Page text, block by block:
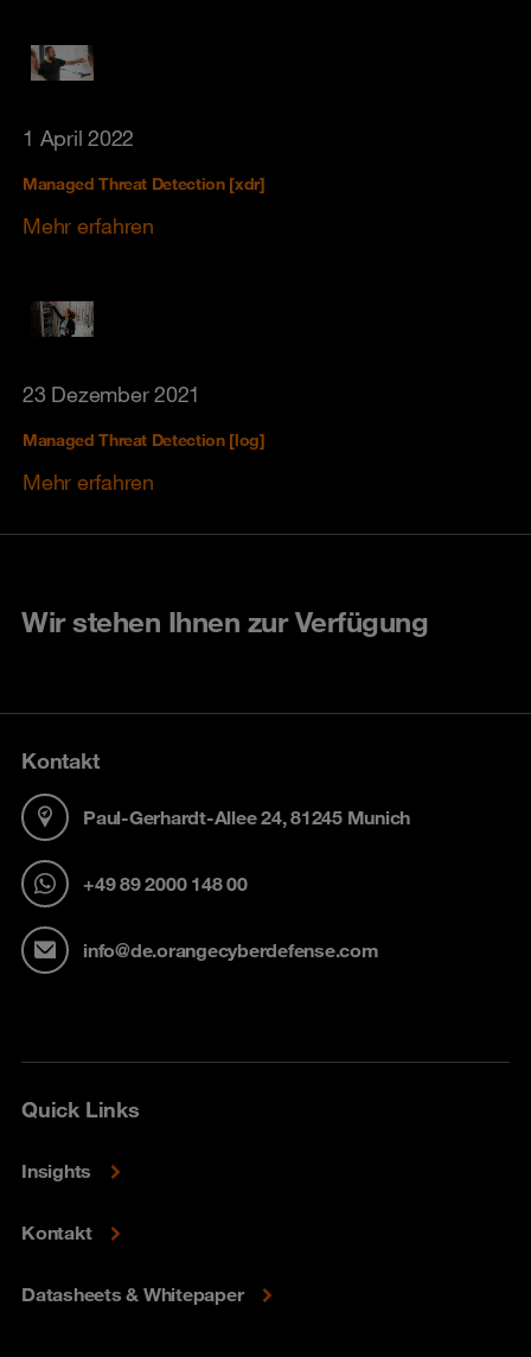
1 April 2022
Managed Threat Detection [xdr]
Mehr erfahren
23 Dezember 2021
Managed Threat Detection [log]
Mehr erfahren
Wir stehen Ihnen zur Verfügung
Kontakt
Paul-Gerhardt-Allee 24, 81245 Munich
+49 89 2000 148 00
info@de.orangecyberdefense.com
Quick Links
Insights
Kontakt
Datasheets & Whitepaper